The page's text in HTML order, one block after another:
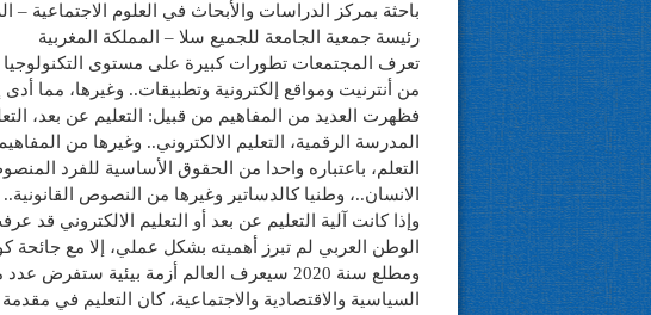
باحثة بمركز الدراسات والأبحاث في العلوم الاجتماعية –
رئيسة جمعية الجامعة للجميع سلا – المملكة المغربية
تعرف المجتمعات تطورات كبيرة على مستوى
من أنترنيت ومواقع إلكترونية وتطبيقات.. وغيرها، مما
فظهرت العديد من المفاهيم من قبيل: التعليم عن بعد،
المدرسة الرقمية، التعليم الالكتروني.. وغيرها من
التعلم، باعتباره واحدا من الحقوق الأساسية للفرد
الانسان..، وطنيا كالدساتير وغيرها من النصوص القانونية..
وإذا كانت آلية التعليم عن بعد أو التعليم الالكتروني قد
ومطلع سنة 2020 سيعرف العالم أزمة بيئية
السياسية والاقتصادية والاجتماعية، كان التعليم في